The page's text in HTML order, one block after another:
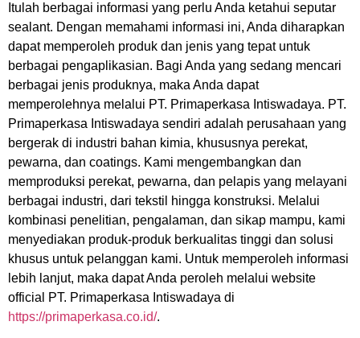
Itulah berbagai informasi yang perlu Anda ketahui seputar
sealant. Dengan memahami informasi ini, Anda diharapkan
dapat memperoleh produk dan jenis yang tepat untuk
berbagai pengaplikasian. Bagi Anda yang sedang mencari
berbagai jenis produknya, maka Anda dapat
memperolehnya melalui PT. Primaperkasa Intiswadaya. PT.
Primaperkasa Intiswadaya sendiri adalah perusahaan yang
bergerak di industri bahan kimia, khususnya perekat,
pewarna, dan coatings. Kami mengembangkan dan
memproduksi perekat, pewarna, dan pelapis yang melayani
berbagai industri, dari tekstil hingga konstruksi. Melalui
kombinasi penelitian, pengalaman, dan sikap mampu, kami
menyediakan produk-produk berkualitas tinggi dan solusi
khusus untuk pelanggan kami. Untuk memperoleh informasi
lebih lanjut, maka dapat Anda peroleh melalui website
official PT. Primaperkasa Intiswadaya di
https://primaperkasa.co.id/.